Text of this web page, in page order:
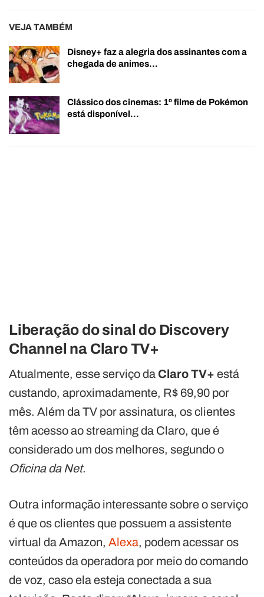
VEJA TAMBÉM
Disney+ faz a alegria dos assinantes com a
chegada de animes…
Clássico dos cinemas: 1º filme de Pokémon
está disponível…
Liberação do sinal do Discovery
Channel na Claro TV+
Atualmente, esse serviço da Claro TV+ está
custando, aproximadamente, R$ 69,90 por
mês. Além da TV por assinatura, os clientes
têm acesso ao streaming da Claro, que é
considerado um dos melhores, segundo o
Oficina da Net.
Outra informação interessante sobre o serviço
é que os clientes que possuem a assistente
virtual da Amazon, Alexa, podem acessar os
conteúdos da operadora por meio do comando
de voz, caso ela esteja conectada a sua